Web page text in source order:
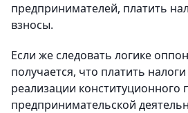
предпринимателей, платить
взносы.
Если же следовать логике
получается, что платить
реализации конституционного
предпринимательской